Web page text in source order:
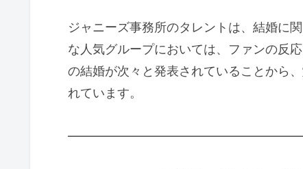
ジャニーズ事務所のタレントは、結婚に
な人気グループにおいては、ファンの反
の結婚が次々と発表されていることから
れています。